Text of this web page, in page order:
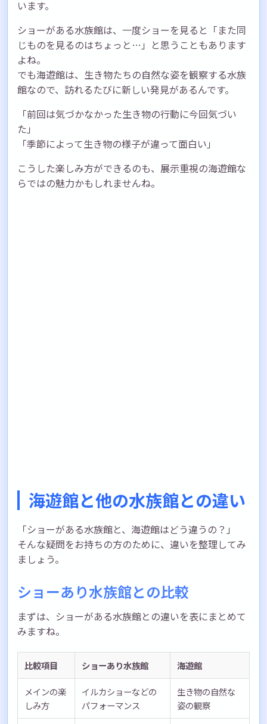
います。
ショーがある水族館は、一度ショーを見ると「また同
じものを見るのはちょっと…」と思うこともあります
よね。
でも海遊館は、生き物たちの自然な姿を観察する水族
館なので、訪れるたびに新しい発見があるんです。
「前回は気づかなかった生き物の行動に今回気づい
た」
「季節によって生き物の様子が違って面白い」
こうした楽しみ方ができるのも、展示重視の海遊館な
らではの魅力かもしれませんね。
海遊館と他の水族館との違い
「ショーがある水族館と、海遊館はどう違うの？」
そんな疑問をお持ちの方のために、違いを整理してみ
ましょう。
ショーあり水族館との比較
まずは、ショーがある水族館との違いを表にまとめて
みますね。
比較項目 ショーあり水族館 海遊館
メインの楽
しみ方
イルカショーなどの
パフォーマンス
生き物の自然な
姿の観察